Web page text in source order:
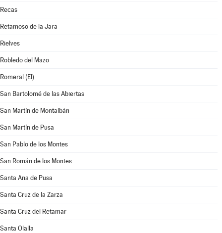
Recas
Retamoso de la Jara
Rielves
Robledo del Mazo
Romeral (El)
San Bartolomé de las Abiertas
San Martín de Montalbán
San Martín de Pusa
San Pablo de los Montes
San Román de los Montes
Santa Ana de Pusa
Santa Cruz de la Zarza
Santa Cruz del Retamar
Santa Olalla